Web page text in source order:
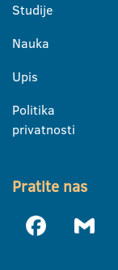
Studije
Nauka
Upis
Politika
privatnosti
Pratite nas